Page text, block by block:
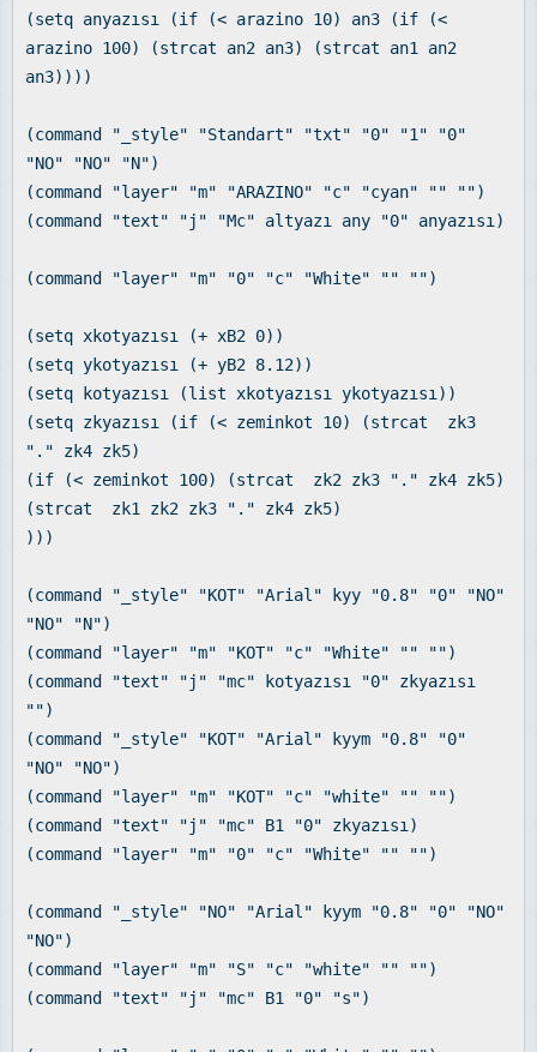
(setq anyazısı (if (< arazino 10) an3 (if (<
arazino 100) (strcat an2 an3) (strcat an1 an2
an3))))
(command "_style" "Standart" "txt" "0" "1" "0"
"NO" "NO" "N")
(command "layer" "m" "ARAZINO" "c" "cyan" "" "")
(command "text" "j" "Mc" altyazı any "0" anyazısı)
(command "layer" "m" "0" "c" "White" "" "")
(setq xkotyazısı (+ xB2 0))
(setq ykotyazısı (+ yB2 8.12))
(setq kotyazısı (list xkotyazısı ykotyazısı))
(setq zkyazısı (if (< zeminkot 10) (strcat zk3
"." zk4 zk5)
(if (< zeminkot 100) (strcat zk2 zk3 "." zk4 zk5)
(strcat zk1 zk2 zk3 "." zk4 zk5)
)))
(command "_style" "KOT" "Arial" kyy "0.8" "0" "NO"
"NO" "N")
(command "layer" "m" "KOT" "c" "White" "" "")
(command "text" "j" "mc" kotyazısı "0" zkyazısı
"")
(command "_style" "KOT" "Arial" kyym "0.8" "0"
"NO" "NO")
(command "layer" "m" "KOT" "c" "white" "" "")
(command "text" "j" "mc" B1 "0" zkyazısı)
(command "layer" "m" "0" "c" "White" "" "")
(command "_style" "NO" "Arial" kyym "0.8" "0" "NO"
"NO")
(command "layer" "m" "S" "c" "white" "" "")
(command "text" "j" "mc" B1 "0" "s")